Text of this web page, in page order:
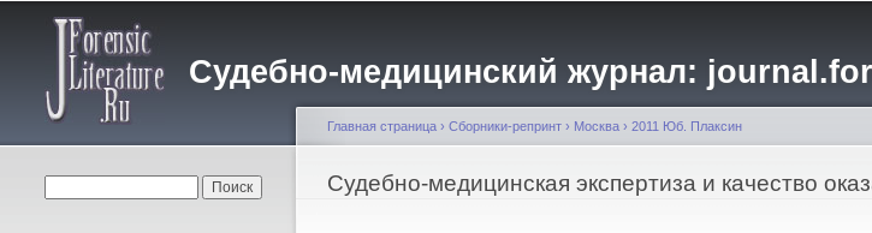
содержанию
Судебно-медицинский журнал:
Вы здесь
Главная страница › Сборники-репринт › Москва › 2011 Юб. Плаксин
Судебно-медицинская экспертиза и качество